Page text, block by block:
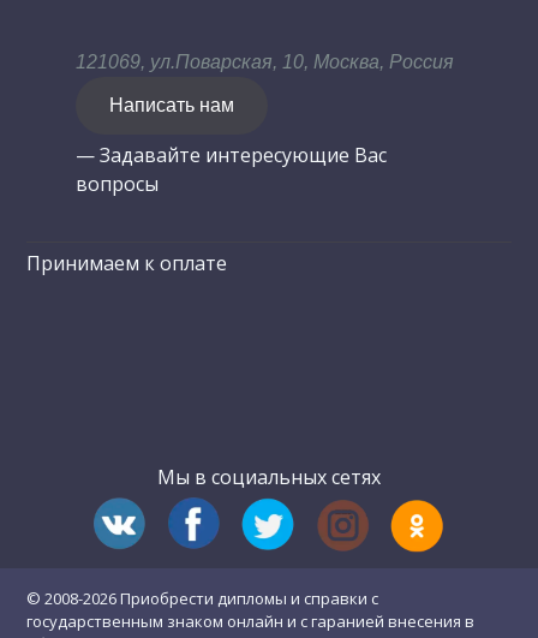
121069, ул.Поварская, 10, Москва, Россия
Написать нам
— Задавайте интересующие Вас
вопросы
Принимаем к оплате
Мы в социальных сетях
© 2008-2026 Приобрести дипломы и справки с
государственным знаком онлайн и с гаранией внесения в